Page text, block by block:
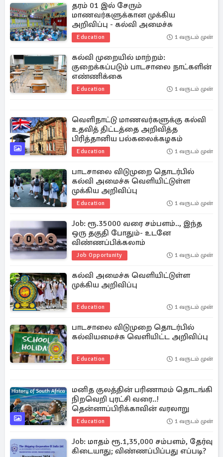
தரம் 01 இல் சேரும்
மாணவர்களுக்கான முக்கிய
அறிவிப்பு - கல்வி அமைச்சு
Education 1 வருடம் முன்
கல்வி முறையில் மாற்றம்:
குறைக்கப்படும் பாடசாலை நாட்களின்
எண்ணிக்கை
Education 1 வருடம் முன்
வெளிநாட்டு மாணவர்களுக்கு கல்வி
உதவித் திட்டத்தை அறிவித்த
பிரித்தானிய பல்கலைக்கழகம்
Education 1 வருடம் முன்
பாடசாலை விடுமுறை தொடர்பில்
கல்வி அமைச்சு வெளியிட்டுள்ள
முக்கிய அறிவிப்பு
Education 1 வருடம் முன்
Job: ரூ.35000 வரை சம்பளம்.., இந்த
ஒரு தகுதி போதும்- உடனே
விண்ணப்பிக்கலாம்
Job Opportunity 1 வருடம் முன்
கல்வி அமைச்சு வெளியிட்டுள்ள
முக்கிய அறிவிப்பு
Education 1 வருடம் முன்
பாடசாலை விடுமுறை தொடர்பில்
கல்வியமைச்சு வெளியிட்ட அறிவிப்பு
Education 1 வருடம் முன்
மனித குலத்தின் பரிணாமம் தொடங்கி
நிறவெறி புரட்சி வரை..!
தென்னாப்பிரிக்காவின் வரலாறு
Education 1 வருடம் முன்
Job: மாதம் ரூ.1,35,000 சம்பளம், தேர்வு
கிடையாது; விண்ணப்பிப்பது எப்படி?